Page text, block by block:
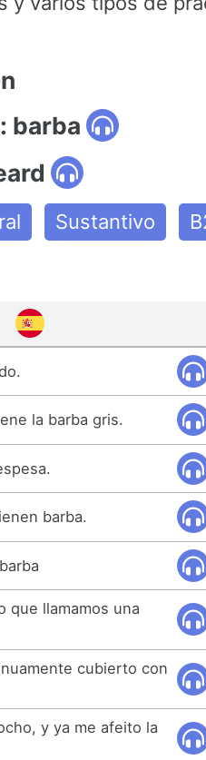
barba
Sustantivo
la barba gris.
barba.
que llamamos una
cubierto con
y ya me afeito la